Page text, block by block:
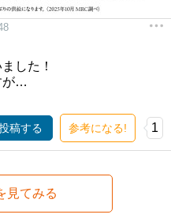
した！
が…
稿する 参考になる! 1
見てみる